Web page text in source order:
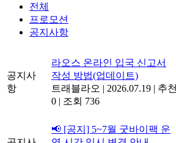
전체
프로모션
공지사항
공지사
항
라오스 온라인 입국 신고서
작성 방법(업데이트)
트래블라오 | 2026.07.19 | 추천
0 | 조회 736
📢 [공지] 5~7월 굿바이팩 운